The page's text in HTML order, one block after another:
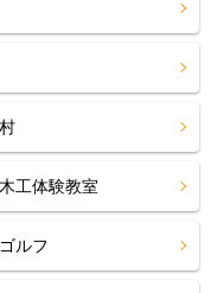
工体験教室
ルフ